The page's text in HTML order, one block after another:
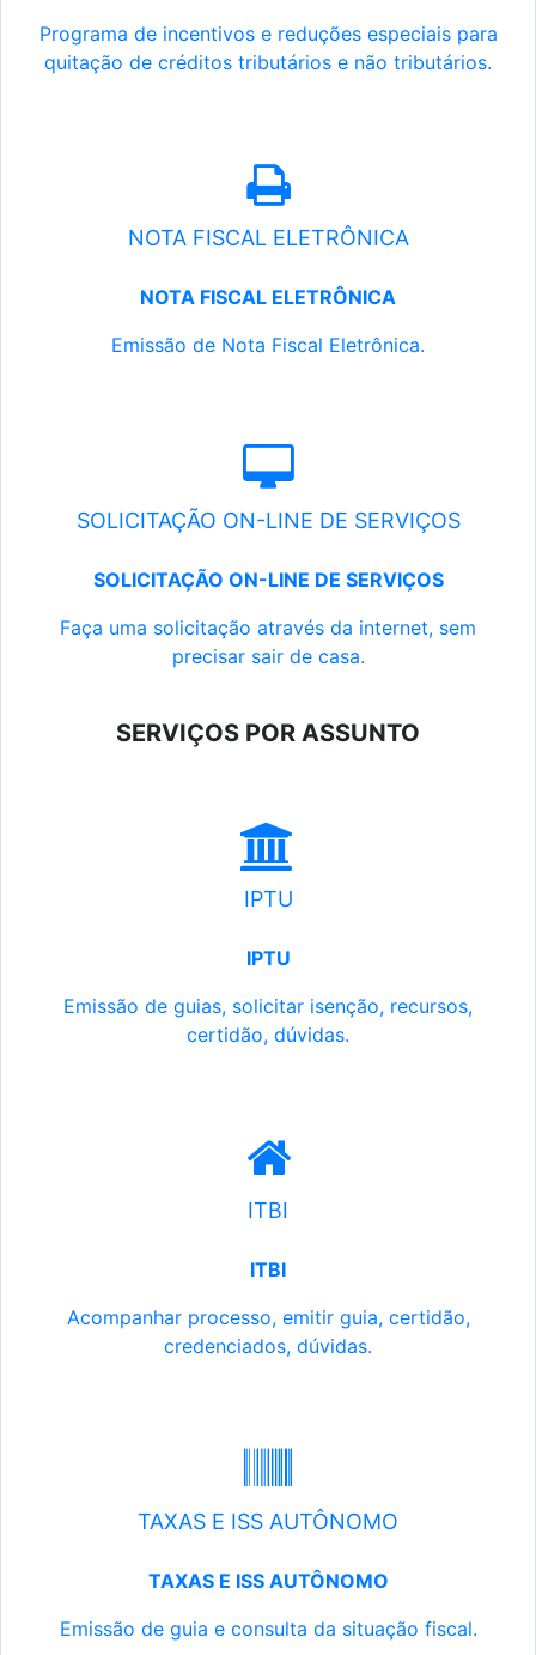
Programa de incentivos e reduções especiais para
quitação de créditos tributários e não tributários.
NOTA FISCAL ELETRÔNICA
NOTA FISCAL ELETRÔNICA
Emissão de Nota Fiscal Eletrônica.
SOLICITAÇÃO ON-LINE DE SERVIÇOS
SOLICITAÇÃO ON-LINE DE SERVIÇOS
Faça uma solicitação através da internet, sem
precisar sair de casa.
SERVIÇOS POR ASSUNTO
IPTU
IPTU
Emissão de guias, solicitar isenção, recursos,
certidão, dúvidas.
ITBI
ITBI
Acompanhar processo, emitir guia, certidão,
credenciados, dúvidas.
TAXAS E ISS AUTÔNOMO
TAXAS E ISS AUTÔNOMO
Emissão de guia e consulta da situação fiscal.